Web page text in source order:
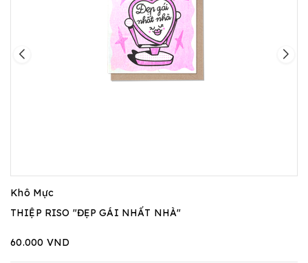
Khô Mực
THIỆP RISO "ĐẸP GÁI NHẤT NHÀ"
60.000 VND